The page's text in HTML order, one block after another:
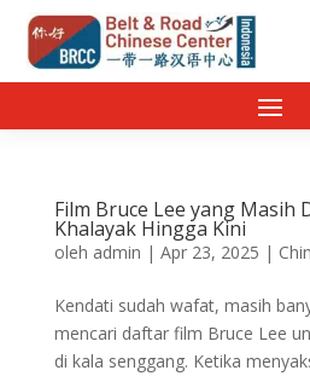
Film Bruce Lee yang Masih
Khalayak Hingga Kini
oleh admin | Apr 23, 2025 |
Kendati sudah wafat, masih
mencari daftar film Bruce Lee
di kala senggang. Ketika